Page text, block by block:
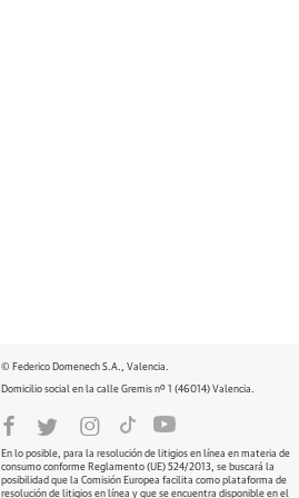
© Federico Domenech S.A., Valencia.
Domicilio social en la calle Gremis nº 1 (46014) Valencia.
En lo posible, para la resolución de litigios en línea en materia de
consumo conforme Reglamento (UE) 524/2013, se buscará la
posibilidad que la Comisión Europea facilita como plataforma de
resolución de litigios en línea y que se encuentra disponible en el